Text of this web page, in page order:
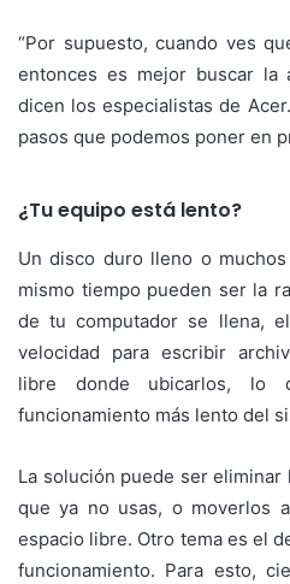
“Por supuesto, cuando ves
entonces es mejor buscar la
dicen los especialistas de
pasos que podemos poner en
¿Tu equipo está lento?
Un disco duro lleno o
mismo tiempo pueden ser la
de tu computador se llena,
velocidad para escribir
libre donde ubicarlos, lo
funcionamiento más lento del
La solución puede ser
que ya no usas, o moverlos
espacio libre. Otro tema es el
funcionamiento. Para esto,